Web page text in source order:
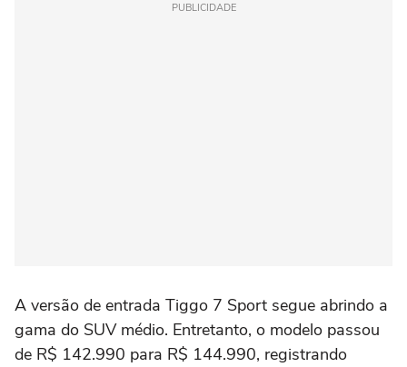
PUBLICIDADE
A versão de entrada Tiggo 7 Sport segue abrindo a
gama do SUV médio. Entretanto, o modelo passou
de R$ 142.990 para R$ 144.990, registrando